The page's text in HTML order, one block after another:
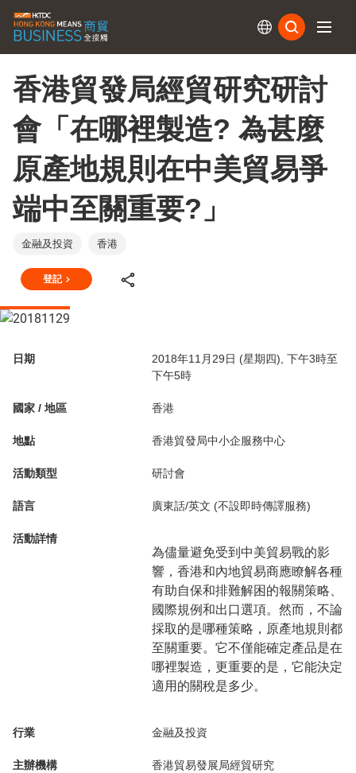
香港貿發局經貿研究研討
會「在哪裡製造? 為甚麼
原產地規則在中美貿易爭
端中至關重要?」
金融及投資 香港
登記
日期
2018年11月29日 (星期四), 下午3時至
下午5時
國家 / 地區 香港
地點 香港貿發局中小企服務中心
活動類型 研討會
語言 廣東話/英文 (不設即時傳譯服務)
活動詳情
為儘量避免受到中美貿易戰的影
響，香港和內地貿易商應瞭解各種
有助自保和排難解困的報關策略、
國際規例和出口選項。然而，不論
採取的是哪種策略，原產地規則都
至關重要。它不僅能確定產品是在
哪裡製造，更重要的是，它能決定
適用的關稅是多少。
行業 金融及投資
主辦機構 香港貿易發展局經貿研究